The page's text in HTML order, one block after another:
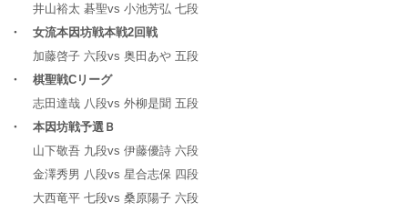
井山裕太 碁聖vs 小池芳弘 七段
・ 女流本因坊戦本戦2回戦
加藤啓子 六段vs 奥田あや 五段
・ 棋聖戦Cリーグ
志田達哉 八段vs 外柳是聞 五段
・ 本因坊戦予選Ｂ
山下敬吾 九段vs 伊藤優詩 六段
金澤秀男 八段vs 星合志保 四段
大西竜平 七段vs 桑原陽子 六段